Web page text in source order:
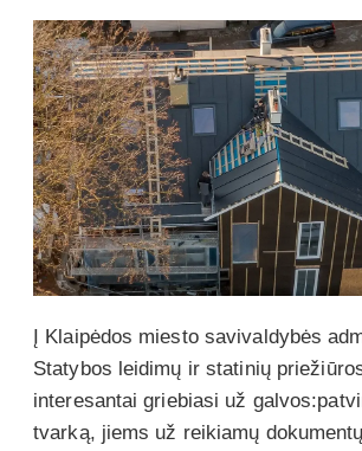
Į Klaipėdos miesto savivaldybės
Statybos leidimų ir statinių
interesantai griebiasi už
tvarką, jiems už reikiamų